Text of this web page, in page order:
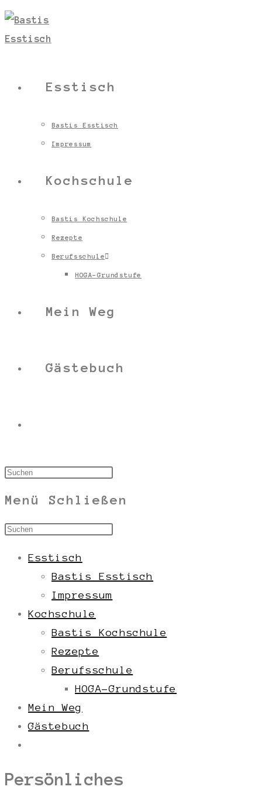
Esstisch
Bastis Esstisch
Impressum
Kochschule
Bastis Kochschule
Rezepte
Berufsschule
HOGA-Grundstufe
Mein Weg
Gästebuch
Menü Schließen
Esstisch
Bastis Esstisch
Impressum
Kochschule
Bastis Kochschule
Rezepte
Berufsschule
HOGA-Grundstufe
Mein Weg
Gästebuch
Persönliches